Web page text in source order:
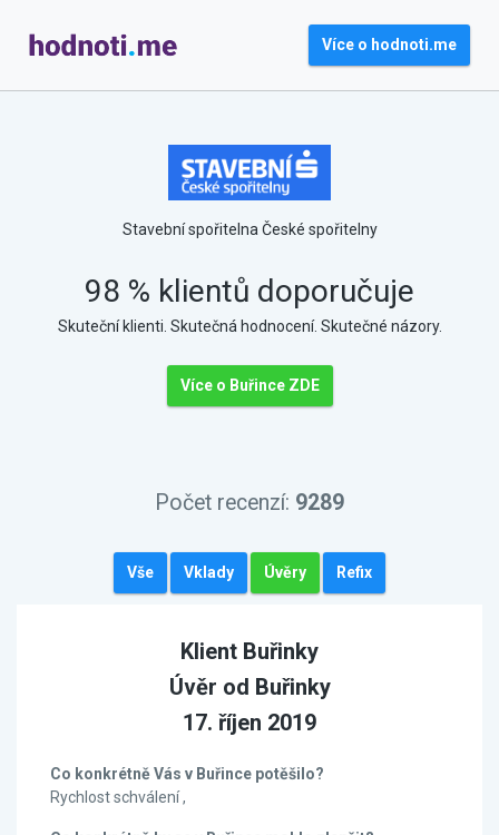
Více o hodnoti.me
Stavební spořitelna České spořitelny
98 % klientů doporučuje
Skuteční klienti. Skutečná hodnocení. Skutečné názory.
Více o Buřince ZDE
Počet recenzí: 9289
Vše Vklady Úvěry Refix
Klient Buřinky
Úvěr od Buřinky
17. říjen 2019
Co konkrétně Vás v Buřince potěšilo?
Rychlost schválení ,